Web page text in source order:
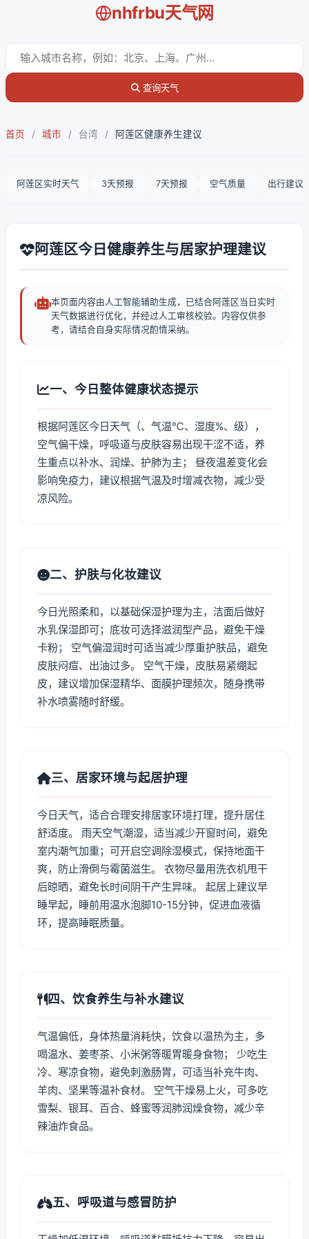
nhfrbu天气网
查询天气
首页 / 城市 / 台湾 / 阿莲区健康养生建议
阿莲区实时天气 3天预报 7天预报 空气质量 出行建议
阿莲区今日健康养生与居家护理建议
本页面内容由人工智能辅助生成，已结合阿莲区当日实时
天气数据进行优化，并经过人工审核校验。内容仅供参
考，请结合自身实际情况酌情采纳。
一、今日整体健康状态提示
根据阿莲区今日天气（、气温℃、湿度%、级），
空气偏干燥，呼吸道与皮肤容易出现干涩不适，养
生重点以补水、润燥、护肺为主； 昼夜温差变化会
影响免疫力，建议根据气温及时增减衣物，减少受
凉风险。
二、护肤与化妆建议
今日光照柔和，以基础保湿护理为主，洁面后做好
水乳保湿即可；底妆可选择滋润型产品，避免干燥
卡粉； 空气偏湿润时可适当减少厚重护肤品，避免
皮肤闷痘、出油过多。 空气干燥，皮肤易紧绷起
皮，建议增加保湿精华、面膜护理频次，随身携带
补水喷雾随时舒缓。
三、居家环境与起居护理
今日天气，适合合理安排居家环境打理，提升居住
舒适度。 雨天空气潮湿，适当减少开窗时间，避免
室内潮气加重；可开启空调除湿模式，保持地面干
爽，防止滑倒与霉菌滋生。 衣物尽量用洗衣机甩干
后晾晒，避免长时间阴干产生异味。 起居上建议早
睡早起，睡前用温水泡脚10-15分钟，促进血液循
环，提高睡眠质量。
四、饮食养生与补水建议
气温偏低，身体热量消耗快，饮食以温热为主，多
喝温水、姜枣茶、小米粥等暖胃暖身食物； 少吃生
冷、寒凉食物，避免刺激肠胃，可适当补充牛肉、
羊肉、坚果等温补食材。 空气干燥易上火，可多吃
雪梨、银耳、百合、蜂蜜等润肺润燥食物，减少辛
辣油炸食品。
五、呼吸道与感冒防护